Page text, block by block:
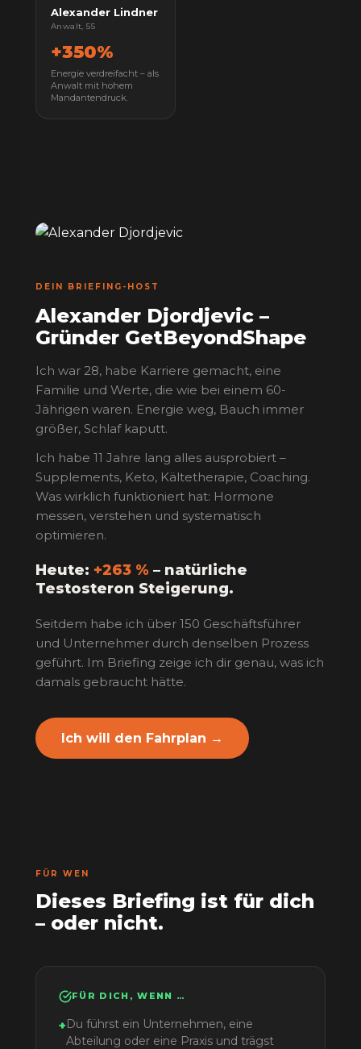
Alexander Lindner
Anwalt, 55
+350%
Energie verdreifacht – als
Anwalt mit hohem
Mandantendruck.
DEIN BRIEFING-HOST
Alexander Djordjevic –
Gründer GetBeyondShape
Ich war 28, habe Karriere gemacht, eine
Familie und Werte, die wie bei einem 60-
Jährigen waren. Energie weg, Bauch immer
größer, Schlaf kaputt.
Ich habe 11 Jahre lang alles ausprobiert –
Supplements, Keto, Kältetherapie, Coaching.
Was wirklich funktioniert hat: Hormone
messen, verstehen und systematisch
optimieren.
Heute: +263 % – natürliche
Testosteron Steigerung.
Seitdem habe ich über 150 Geschäftsführer
und Unternehmer durch denselben Prozess
geführt. Im Briefing zeige ich dir genau, was ich
damals gebraucht hätte.
Ich will den Fahrplan →
FÜR WEN
Dieses Briefing ist für dich
– oder nicht.
FÜR DICH, WENN …
+Du führst ein Unternehmen, eine
Abteilung oder eine Praxis und trägst